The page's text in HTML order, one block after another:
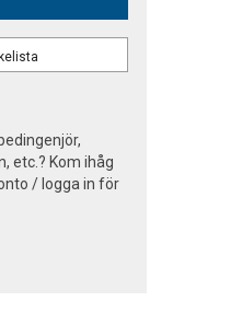
etc.? Kom ihåg
/ logga in för